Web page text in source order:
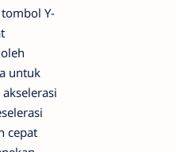
Y-
untuk
cepat